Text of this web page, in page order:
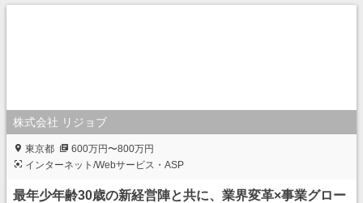
株式会社 リジョブ
東京都
600万円〜800万円
インターネット/Webサービス・ASP
最年少年齢30歳の新経営陣と共に、業界変革×事業グロー